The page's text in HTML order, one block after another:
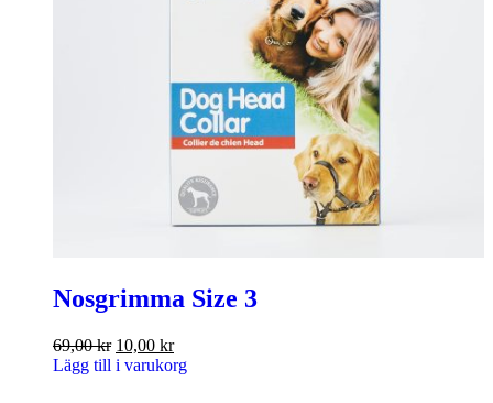
Nosgrimma Size 3
69,00kr 10,00 kr
Lägg till i varukorg